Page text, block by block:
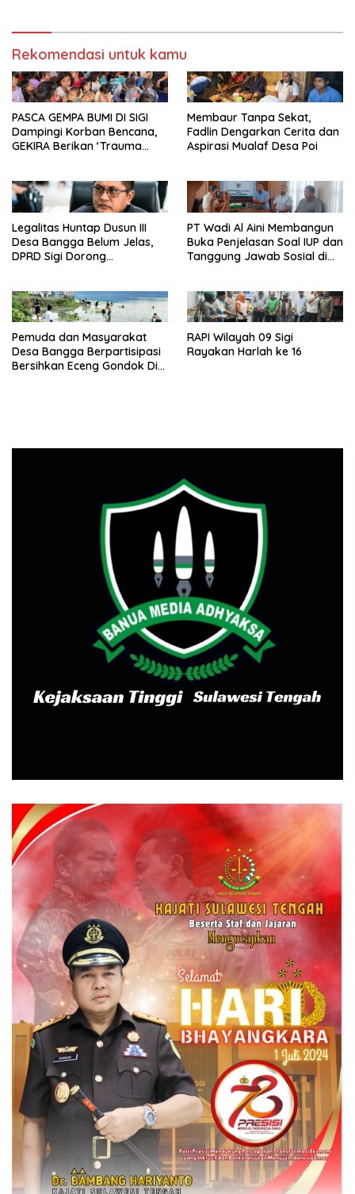
Rekomendasi untuk kamu
PASCA GEMPA BUMI DI SIGI
Dampingi Korban Bencana,
GEKIRA Berikan ‘Trauma
Membaur Tanpa Sekat,
Fadlin Dengarkan Cerita dan
Aspirasi Mualaf Desa Poi
Legalitas Huntap Dusun III
Desa Bangga Belum Jelas,
DPRD Sigi Dorong
PT Wadi Al Aini Membangun
Buka Penjelasan Soal IUP dan
Tanggung Jawab Sosial di
Pemuda dan Masyarakat
Desa Bangga Berpartisipasi
Bersihkan Eceng Gondok Di
RAPI Wilayah 09 Sigi
Rayakan Harlah ke 16